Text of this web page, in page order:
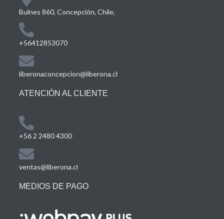
Bulnes 860, Concepción, Chile,
+56412853070
liberonaconcepcion@liberona.cl
ATENCIÓN AL CLIENTE
+56 2 2480 4300
ventas@liberona.cl
MEDIOS DE PAGO